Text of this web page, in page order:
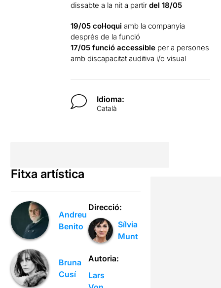
dissabte a la nit a partirdel 18/05
19/05 col·loqui amb la companyia
després de la funció
17/05 funció accessible per a persones
amb discapacitat auditiva i/o visual
Idioma:
Català
Fitxa artística
Andreu
Benito
Bruna
Cusí
Direcció:
Sílvia
Munt
Autoria:
Lars